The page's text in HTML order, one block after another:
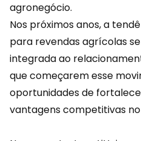
agronegócio.
Nos próximos anos, a
para revendas agrícolas
integrada ao
que começarem esse
oportunidades de
vantagens competitivas